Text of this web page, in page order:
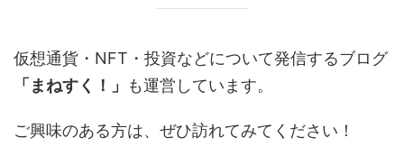
仮想通貨・NFT・投資などについて発信するブログ
「まねすく！」
も運営しています。
ご興味のある方は、ぜひ訪れてみてください！